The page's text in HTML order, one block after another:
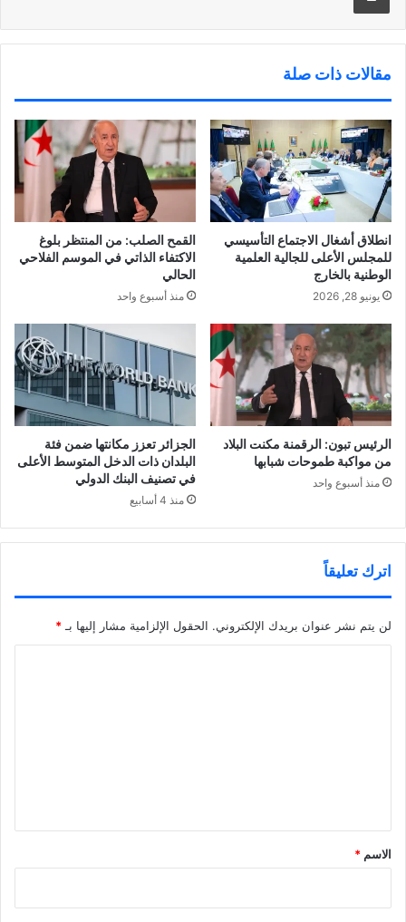
مقالات ذات صلة
انطلاق أشغال الاجتماع التأسيسي
للمجلس الأعلى للجالية العلمية
الوطنية بالخارج
يونيو 28, 2026
القمح الصلب: من المنتظر بلوغ
الاكتفاء الذاتي في الموسم الفلاحي
الحالي
منذ أسبوع واحد
الرئيس تبون: الرقمنة مكنت البلاد
من مواكبة طموحات شبابها
منذ أسبوع واحد
الجزائر تعزز مكانتها ضمن فئة
البلدان ذات الدخل المتوسط الأعلى
في تصنيف البنك الدولي
منذ 4 أسابيع
اترك تعليقاً
لن يتم نشر عنوان بريدك الإلكتروني. الحقول الإلزامية مشار إليها بـ *
*
الاسم *